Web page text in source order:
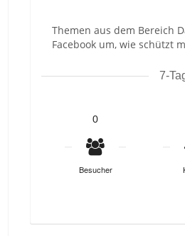
Themen aus dem Bereich
Facebook um, wie schützt
7-
0
Besucher